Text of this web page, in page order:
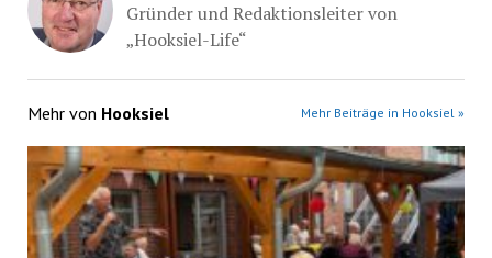
Gründer und Redaktionsleiter von
„Hooksiel-Life“
Mehr von Hooksiel Mehr Beiträge in Hooksiel »